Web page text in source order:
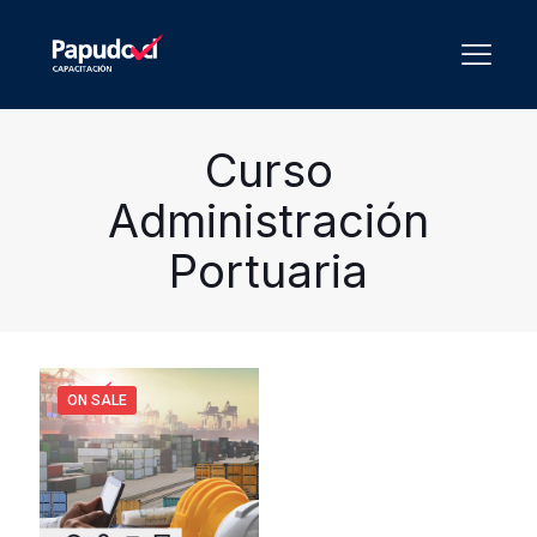
Curso
Administración
Portuaria
ON SALE